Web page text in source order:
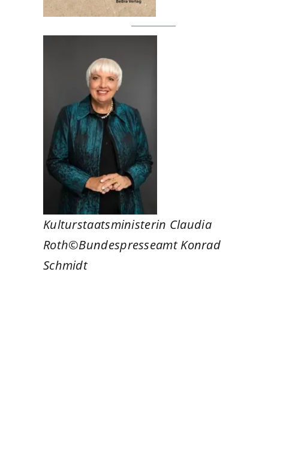
Kulturstaatsministerin Claudia
Roth©Bundespresseamt Konrad
Schmidt